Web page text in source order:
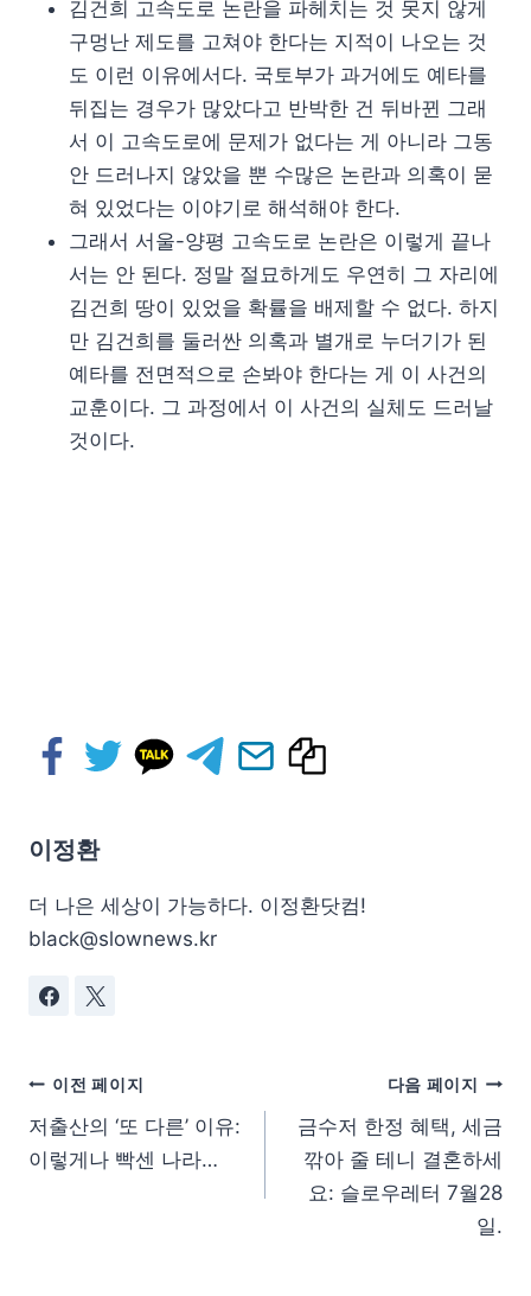
김건희 고속도로 논란을 파헤치는 것 못지 않게
구멍난 제도를 고쳐야 한다는 지적이 나오는 것
도 이런 이유에서다. 국토부가 과거에도 예타를
뒤집는 경우가 많았다고 반박한 건 뒤바뀐 그래
서 이 고속도로에 문제가 없다는 게 아니라 그동
안 드러나지 않았을 뿐 수많은 논란과 의혹이 묻
혀 있었다는 이야기로 해석해야 한다.
그래서 서울-양평 고속도로 논란은 이렇게 끝나
서는 안 된다. 정말 절묘하게도 우연히 그 자리에
김건희 땅이 있었을 확률을 배제할 수 없다. 하지
만 김건희를 둘러싼 의혹과 별개로 누더기가 된
예타를 전면적으로 손봐야 한다는 게 이 사건의
교훈이다. 그 과정에서 이 사건의 실체도 드러날
것이다.
이정환
더 나은 세상이 가능하다. 이정환닷컴!
black@slownews.kr
이전 페이지
저출산의 ‘또 다른’ 이유:
이렇게나 빡센 나라…
다음 페이지
금수저 한정 혜택, 세금
깎아 줄 테니 결혼하세
요: 슬로우레터 7월28
일.